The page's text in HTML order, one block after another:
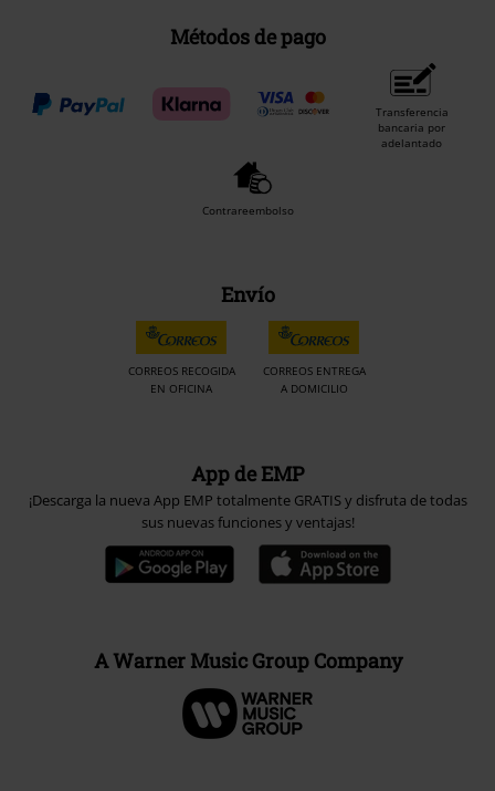
Métodos de pago
Transferencia
bancaria por
adelantado
Contrareembolso
Envío
CORREOS RECOGIDA
EN OFICINA
CORREOS ENTREGA
A DOMICILIO
App de EMP
¡Descarga la nueva App EMP totalmente GRATIS y disfruta de todas
sus nuevas funciones y ventajas!
A Warner Music Group Company